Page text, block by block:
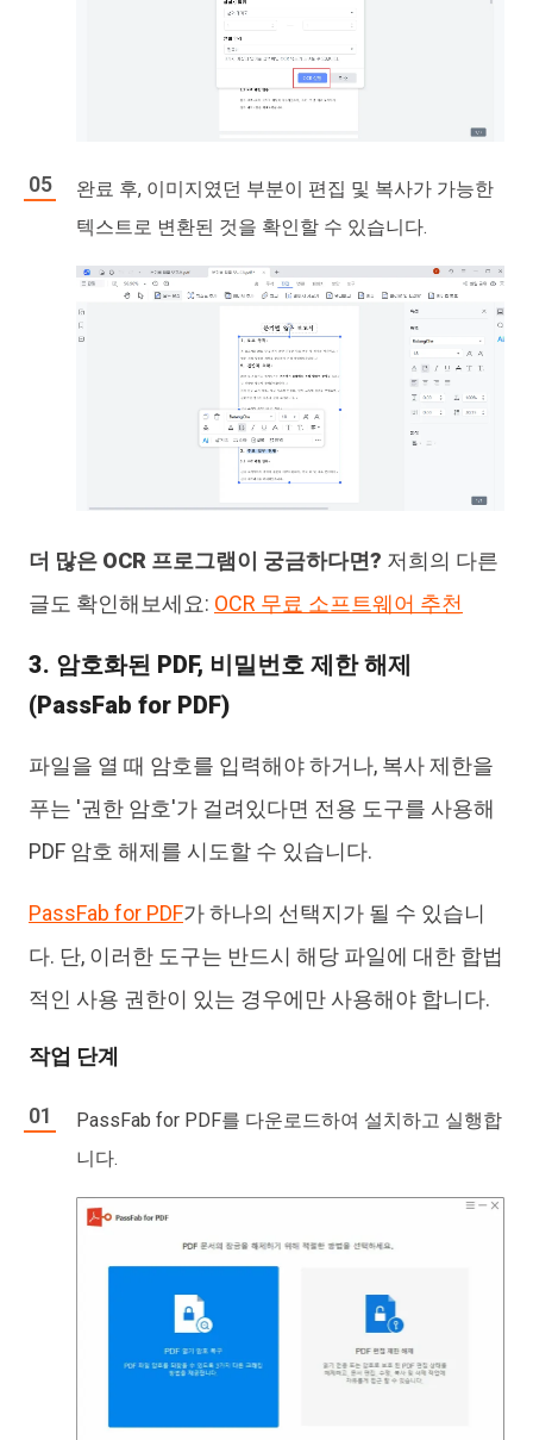
완료 후, 이미지였던 부분이 편집 및 복사가 가능한
텍스트로 변환된 것을 확인할 수 있습니다.
더 많은 OCR 프로그램이 궁금하다면? 저희의 다른
글도 확인해보세요: OCR 무료 소프트웨어 추천
3. 암호화된 PDF, 비밀번호 제한 해제
(PassFab for PDF)
파일을 열 때 암호를 입력해야 하거나, 복사 제한을
푸는 '권한 암호'가 걸려있다면 전용 도구를 사용해
PDF 암호 해제를 시도할 수 있습니다.
PassFab for PDF가 하나의 선택지가 될 수 있습니
다. 단, 이러한 도구는 반드시 해당 파일에 대한 합법
적인 사용 권한이 있는 경우에만 사용해야 합니다.
작업 단계
PassFab for PDF를 다운로드하여 설치하고 실행합
니다.